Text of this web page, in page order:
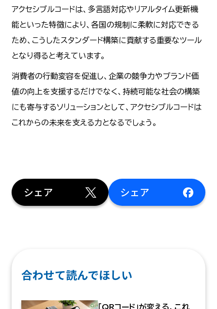
アクセシブルコードは、多言語対応やリアルタイム更新機
能といった特徴により、各国の規制に柔軟に対応できる
ため、こうしたスタンダード構築に貢献する重要なツール
となり得ると考えています。
消費者の行動変容を促進し、企業の競争力やブランド価
値の向上を支援するだけでなく、持続可能な社会の構築
にも寄与するソリューションとして、アクセシブルコードは
これからの未来を支える力となるでしょう。
合わせて読んでほしい
「QRコード」が変える、これ
シェア シェア